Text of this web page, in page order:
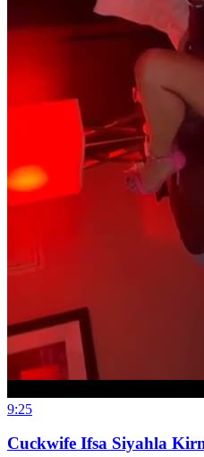
9:25
Cuckwife Ifsa Siyahla